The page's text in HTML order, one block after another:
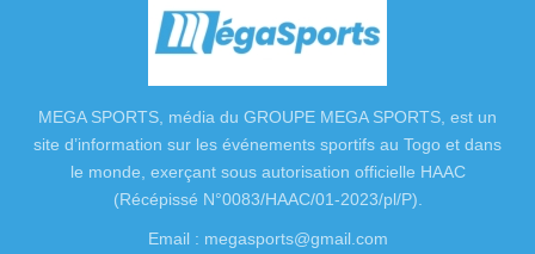
MEGA SPORTS, média du GROUPE MEGA SPORTS, est un
site d’information sur les événements sportifs au Togo et dans
le monde, exerçant sous autorisation officielle HAAC
(Récépissé N°0083/HAAC/01-2023/pl/P).
Email : megasports@gmail.com